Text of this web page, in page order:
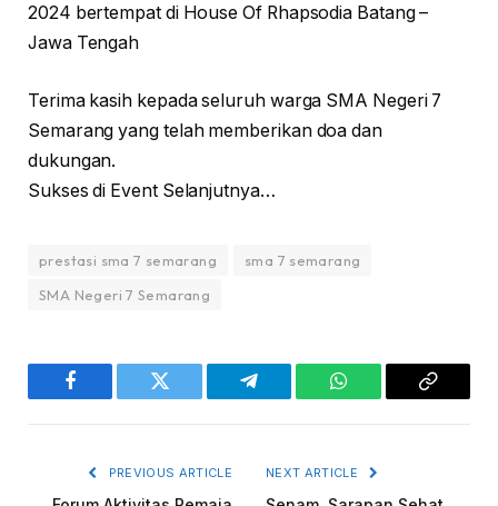
2024 bertempat di House Of Rhapsodia Batang –
Jawa Tengah
Terima kasih kepada seluruh warga SMA Negeri 7
Semarang yang telah memberikan doa dan
dukungan.
Sukses di Event Selanjutnya…
prestasi sma 7 semarang
sma 7 semarang
SMA Negeri 7 Semarang
Facebook Twitter Telegram WhatsAppCopy
PREVIOUS ARTICLE NEXT ARTICLE